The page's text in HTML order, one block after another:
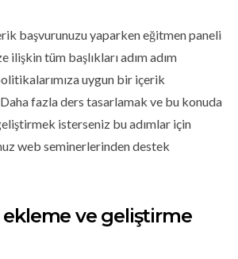
başvurunuzu yaparken eğitmen paneli
ilişkin tüm başlıkları adım adım
uygun bir içerik
fazla ders tasarlamak ve bu konuda
isterseniz bu adımlar için
web seminerlerinden destek
ekleme ve geliştirme